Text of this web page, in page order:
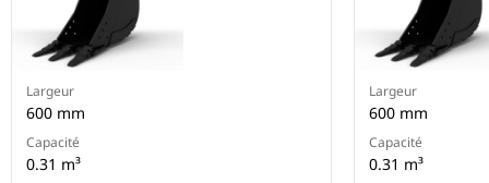
Largeur
600 mm
Capacité
0.31 m³
Largeur
600 mm
Capacité
0.31 m³